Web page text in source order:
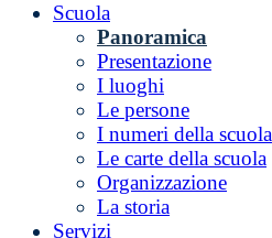
Scuola
Panoramica
Presentazione
I luoghi
Le persone
I numeri della scuola
Le carte della scuola
Organizzazione
La storia
Servizi